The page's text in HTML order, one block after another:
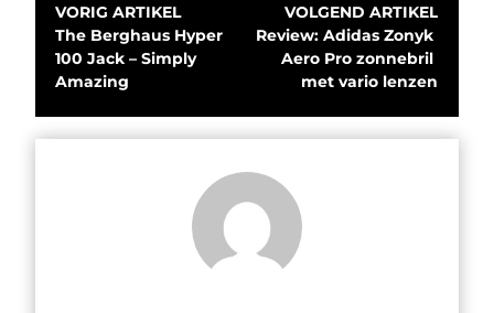
VORIG ARTIKEL
The Berghaus Hyper
100 Jack – Simply
Amazing
VOLGEND ARTIKEL
Review: Adidas Zonyk
Aero Pro zonnebril
met vario lenzen